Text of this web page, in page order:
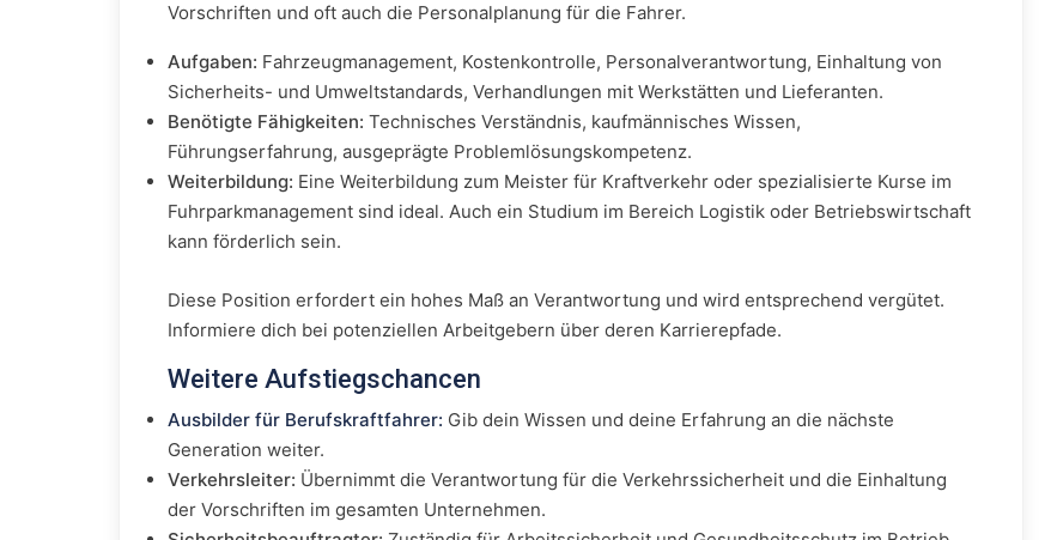
Vorschriften und oft auch die Personalplanung für die Fahrer.
Aufgaben: Fahrzeugmanagement, Kostenkontrolle, Personalverantwortung, Einhaltung von
Sicherheits- und Umweltstandards, Verhandlungen mit Werkstätten und Lieferanten.
Benötigte Fähigkeiten: Technisches Verständnis, kaufmännisches Wissen,
Führungserfahrung, ausgeprägte Problemlösungskompetenz.
Weiterbildung: Eine Weiterbildung zum Meister für Kraftverkehr oder spezialisierte Kurse im
Fuhrparkmanagement sind ideal. Auch ein Studium im Bereich Logistik oder Betriebswirtschaft
kann förderlich sein.
Diese Position erfordert ein hohes Maß an Verantwortung und wird entsprechend vergütet.
Informiere dich bei potenziellen Arbeitgebern über deren Karrierepfade.
Weitere Aufstiegschancen
Ausbilder für Berufskraftfahrer: Gib dein Wissen und deine Erfahrung an die nächste
Generation weiter.
Verkehrsleiter: Übernimmt die Verantwortung für die Verkehrssicherheit und die Einhaltung
der Vorschriften im gesamten Unternehmen.